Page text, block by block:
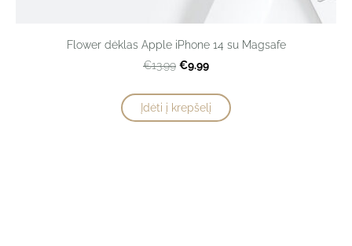
Flower dėklas Apple iPhone 14 su Magsafe
€13.99 €9.99
Įdėti į krepšelį